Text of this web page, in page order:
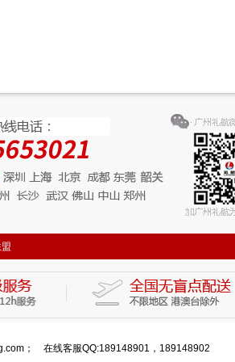
； 在线客服QQ:189148901，189148902